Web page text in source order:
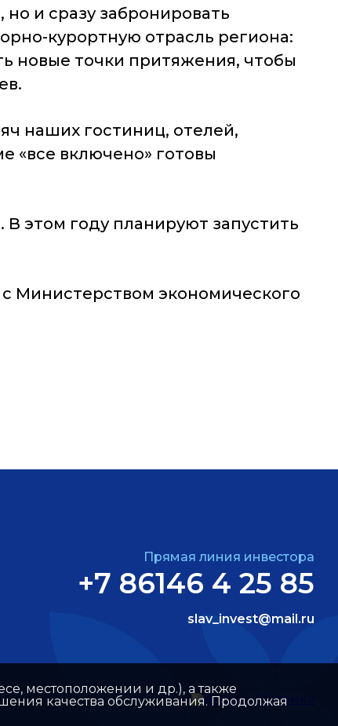
и сразу забронировать
курортную отрасль региона:
новые точки притяжения, чтобы
наших гостиниц, отелей,
«все включено» готовы
этом году планируют запустить
Министерством экономического
Прямая линия инвестора
+7 86146 4 25 85
slav_invest@mail.ru
местоположении и др.), а также
качества обслуживания. Продолжая